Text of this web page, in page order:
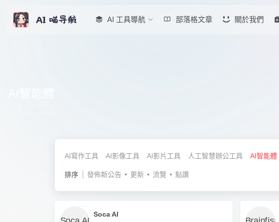
AI 工具導航 部落格文章 關於我們
AI寫作工具 AI影像工具 AI影片工具 人工智慧辦公工具 AI智能體
排序 發佈新公告 更新 流覽 點讚
Soca AI